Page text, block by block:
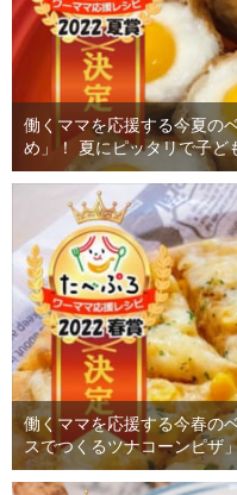
働くママを応援する今夏の
め」！ 夏にピッタリで子ど
働くママを応援する今春の
スでつくるツナコーンピザ